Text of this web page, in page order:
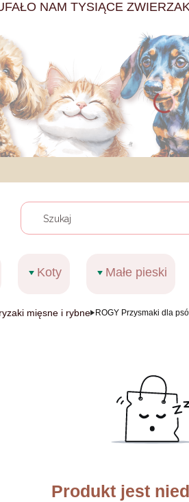
NAM TYSIĄCE
Koty Małe pieski
mięsne i rybne ROGY Przysmaki dla
Produkt jest